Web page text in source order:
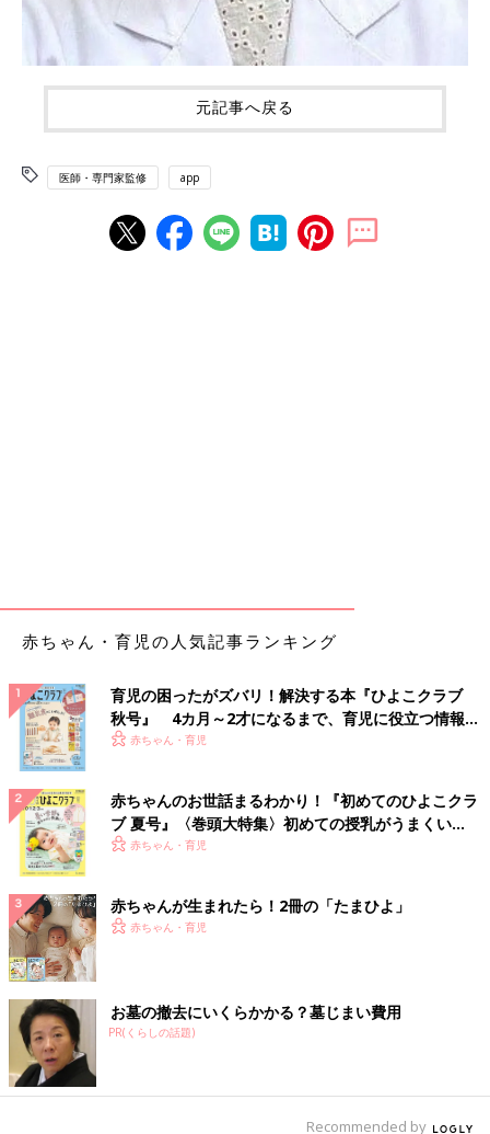
元記事へ戻る
医師・専門家監修 app
赤ちゃん・育児の人気記事ランキング
育児の困ったがズバリ！解決する本『ひよこクラブ
秋号』 4カ月～2才になるまで、育児に役立つ情報が
いっぱい！
赤ちゃん・育児
赤ちゃんのお世話まるわかり！『初めてのひよこクラ
ブ 夏号』〈巻頭大特集〉初めての授乳がうまくい
く！ おっぱい・ミルクの基本と夏のトラブル 解決テ
赤ちゃん・育児
赤ちゃんが生まれたら！2冊の「たまひよ」
赤ちゃん・育児
お墓の撤去にいくらかかる？墓じまい費用
PR(くらしの話題)
Recommended by